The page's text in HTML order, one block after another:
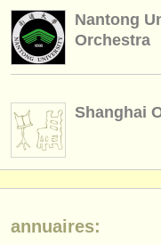
éditeurs:
ajouter votre
ATS faq
s'identifier
Nantong
Orchestra
Shanghai
annuaires: